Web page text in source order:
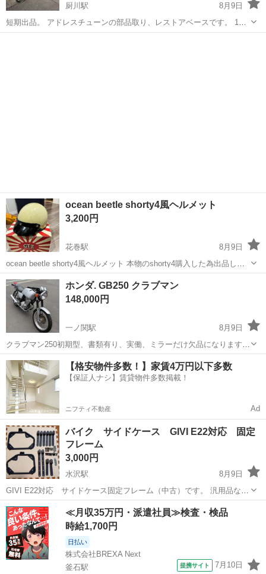
厨川駅
8月9日
短期出品。 アドレスチューンの部品取り、レストアベースです。 1年
以上放置したらエンジンかからなくなりました。 キャブ掃除でいける
ocean beetle shorty4風ヘルメット
3,200円
花巻駅
8月9日
ocean beetle shorty4風ヘルメット 本物のshorty4購入した為出品しま
す。 傷は5枚目のところ以外は 目立った傷はありません。 使用回数も
5回程です。 ※箱はつきません
岩手 花巻市 花巻駅 その他
ホンダ. GB250 クラブマン
148,000円
一ノ関駅
8月9日
クラブマン250初期型、書類有り、実働、ミラーだけ欠品になります。
ダブルキャブタイプでキャブは掃除済、タンクは交換した方が良いか
と思います！ ほぼ純正で劣化、サビなどあります！
岩手 一関市 一ノ関駅 ホンダ
【格安物件多数！】家賃4万円以下多数
【保証人ナシ】賃貸物件多数掲載！
ニフティ不動産 Ad
バイク サイドケース GIVI E22対応 固定
フレーム
3,000円
水沢駅
8月9日
GIVI E22対応 サイドケース固定フレーム（中古）です。 汎用品なの
でいろいろな車種に対応できます。 私はスーパーカブ110に使用して
いました。 使用に伴うキズや汚れ有りますが転倒などはしていないの
で、ガリキズや曲がり...
岩手 奥州市 水沢駅 その他
≪月収35万円・派遣社員≫検査・検品
時給1,700円
日払い
株式会社BREXA Next
釜石駅
提携サイト 7月10日